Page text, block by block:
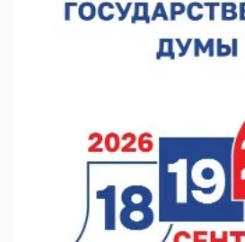
07.08.2026 12:04
В Нижегородской области
07.08.2026 11:46